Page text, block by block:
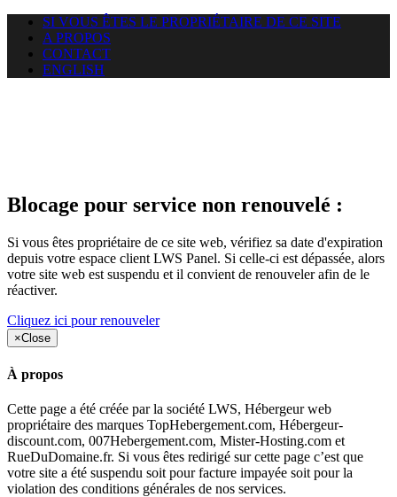
SI VOUS ÊTES LE PROPRIÉTAIRE DE CE SITE
A PROPOS
CONTACT
ENGLISH
Blocage pour service non renouvelé :
Si vous êtes propriétaire de ce site web, vérifiez sa date d'expiration
depuis votre espace client LWS Panel. Si celle-ci est dépassée, alors
votre site web est suspendu et il convient de renouveler afin de le
réactiver.
Cliquez ici pour renouveler
×Close
À propos
Cette page a été créée par la société LWS, Hébergeur web
propriétaire des marques TopHebergement.com, Hébergeur-
discount.com, 007Hebergement.com, Mister-Hosting.com et
RueDuDomaine.fr. Si vous êtes redirigé sur cette page c’est que
votre site a été suspendu soit pour facture impayée soit pour la
violation des conditions générales de nos services.